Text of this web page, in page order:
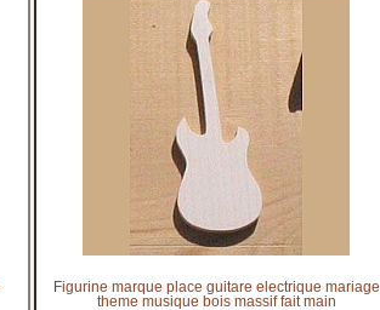
Figurine marque place guitare electrique mariage
theme musique bois massif fait main